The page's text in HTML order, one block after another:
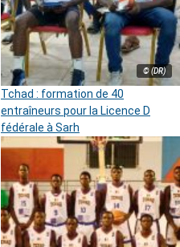
© (DR)
Tchad : formation de 40
entraîneurs pour la Licence D
fédérale à Sarh